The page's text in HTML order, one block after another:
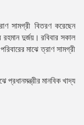
সামগ্রী বিতরণ করেছেন
দুর্জয়। রবিবার সকাল
মাঝে ত্রাণ সামগ্রী
প্রধানমন্ত্রীর মানবিক খাদ্য